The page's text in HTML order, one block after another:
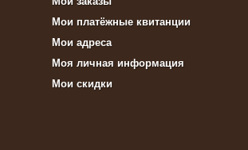
Мои платёжные квитанции
Мои адреса
Моя личная информация
Мои скидки